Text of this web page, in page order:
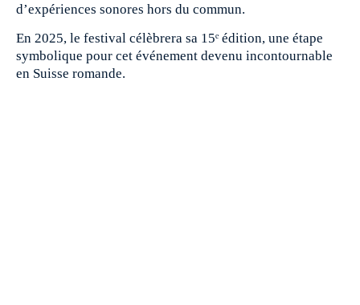
d’expériences sonores hors du commun.
En 2025, le festival célèbrera sa 15ᵉ édition, une étape
symbolique pour cet événement devenu incontournable
en Suisse romande.